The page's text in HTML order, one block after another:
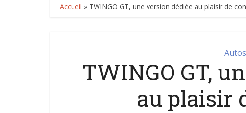
Accueil » TWINGO GT, une version dédiée au plaisir de
TWINGO GT,
au plaisir